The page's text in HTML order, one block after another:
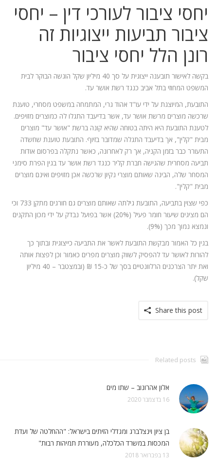
יחסי ציבור לעורכי דין – יחסי
ציבור תביעות ייצוגיות זה
רונן הלל יחסי ציבור
בקשה לאישור תובענה ייצוגית על סך 40 מיליון שקל הוגשה הבוקר לבית
המשפט המחוזי בתל אביב כנגד רשת אושר עד.
התובעת, המיוצגת על ידי עו"ד אהוד גרי, המתמחה במשפט מסחרי, טוענת
שרכשה מוצרים מרשת אושר עד, אשר בדיעבד התגלו לה כמוצרים מזויפים.
לטענת התובעת היא היתה בטוחה שהיא קונה ברשת "אושר עד" מוצרים
מבית "קלין", אך בדיעבד התגלה שמדובר בזיוף. התובעת טוענת שחשדה
התעורר כבר בזמן הקניה, אך רק לאחרונה, כאשר נתקלה בפרסום אודות
תביעה מסחרית שהגישה חברת קליר כנגד רשת אושר עד בגין הפרת סימני
המסחר שלה, הבינה שאותם מוצרי נקיון שרכשה אכן מזויפים ואינם מוצרים
מבית "קלין".
כפי שצוין בתביעה, התובעת גילתה שאותם מוצרים גם חורגים מתקן 733 וכי
הם מציגים שיעור חומר פעיל (20%) אשר בפועל נבדק על ידי מכון התקנים
ונמצא נמוך מכך (9%).
בגין כל האמור מבקשת התובעת לאשר את התביעה כייצוגית ובתוך כך
להורות לאושר עד להפסיק לשווק מוצרים מפרים כאמור וכן לפצות אותה
ואת יתר הצרכנים הרלוונטיים בסך של כ-15 ₪ (ובמצטבר – 40 מיליון
שקל).
Share this post
Related posts
אלון אהרונוב – שתו מים
16 בדצמבר 2020
בן ציון וינצלברג ומגדלי הזיתים בישראל: "ההחלטה של ועדת
המכסות במשרד הכלכלה, מעוררת תמיהות רבות"
13 בפברואר 2018